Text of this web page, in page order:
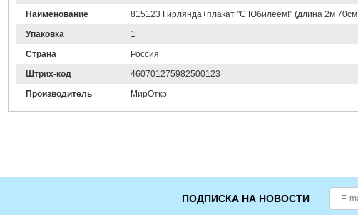
Наименование
815123 Гирлянда+плакат "С Юбилеем!" (длина 2м
Упаковка
1
Страна
Россия
Штрих-код
460701275982500123
Производитель
МирОткр
ПОДПИСКА НА НОВОСТИ